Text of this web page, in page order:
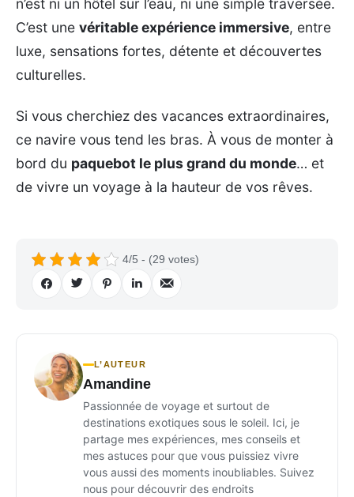
C’est une véritable expérience immersive, entre
luxe, sensations fortes, détente et découvertes
culturelles.
Si vous cherchiez des vacances extraordinaires,
ce navire vous tend les bras. À vous de monter à
bord du paquebot le plus grand du monde… et
de vivre un voyage à la hauteur de vos rêves.
4/5 - (29 votes)
L’AUTEUR
Amandine
Passionnée de voyage et surtout de
destinations exotiques sous le soleil. Ici, je
partage mes expériences, mes conseils et
mes astuces pour que vous puissiez vivre
vous aussi des moments inoubliables. Suivez
nous pour découvrir des endroits